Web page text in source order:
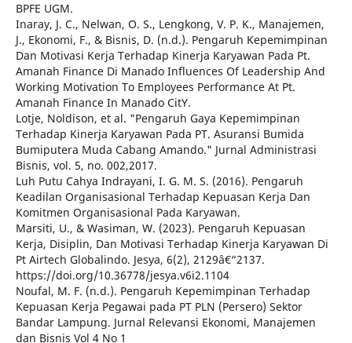
BPFE UGM.
Inaray, J. C., Nelwan, O. S., Lengkong, V. P. K., Manajemen,
J., Ekonomi, F., & Bisnis, D. (n.d.). Pengaruh Kepemimpinan
Dan Motivasi Kerja Terhadap Kinerja Karyawan Pada Pt.
Amanah Finance Di Manado Influences Of Leadership And
Working Motivation To Employees Performance At Pt.
Amanah Finance In Manado CitY.
Lotje, Noldison, et al. "Pengaruh Gaya Kepemimpinan
Terhadap Kinerja Karyawan Pada PT. Asuransi Bumida
Bumiputera Muda Cabang Amando." Jurnal Administrasi
Bisnis, vol. 5, no. 002,2017.
Luh Putu Cahya Indrayani, I. G. M. S. (2016). Pengaruh
Keadilan Organisasional Terhadap Kepuasan Kerja Dan
Komitmen Organisasional Pada Karyawan.
Marsiti, U., & Wasiman, W. (2023). Pengaruh Kepuasan
Kerja, Disiplin, Dan Motivasi Terhadap Kinerja Karyawan Di
Pt Airtech Globalindo. Jesya, 6(2), 2129â€“2137.
https://doi.org/10.36778/jesya.v6i2.1104
Noufal, M. F. (n.d.). Pengaruh Kepemimpinan Terhadap
Kepuasan Kerja Pegawai pada PT PLN (Persero) Sektor
Bandar Lampung. Jurnal Relevansi Ekonomi, Manajemen
dan Bisnis Vol 4 No 1